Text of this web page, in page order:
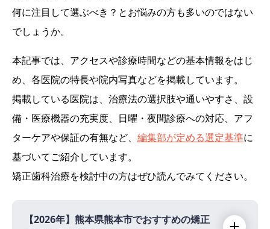
何に注目して選ぶべき？とお悩みの方も多いのではない
でしょうか。
本記事では、アクセスや診療時間などの基本情報をはじ
め、各医院の特長や院内写真などを掲載しています。
掲載している医院は、治療法の選択肢や通いやすさ、設
備・医療機器の充実度、日曜・夜間診療への対応、アフ
ターケアや保証の有無など、 編集部が定める選定基準に
基づいてご紹介しています。
矯正歯科治療を検討中の方はぜひ読んでみてください。
【2026年】 熊本県熊本市でおすすめの矯正